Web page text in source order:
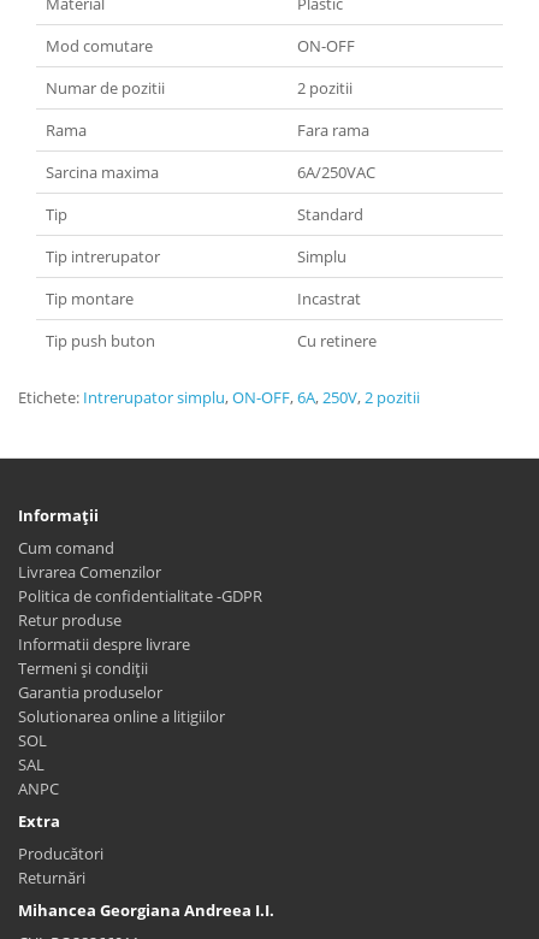
Mod comutare
ON-OFF
Numar de pozitii
2 pozitii
Rama
Fara rama
Sarcina maxima
6A/250VAC
Tip
Standard
Tip intrerupator
Simplu
Tip montare
Incastrat
Tip push buton
Cu retinere
Etichete: Intrerupator simplu,ON-OFF,6A,250V,2 pozitii
Informaţii
Cum comand
Livrarea Comenzilor
Politica de confidentialitate -GDPR
Retur produse
Informatii despre livrare
Termeni și condiții
Garantia produselor
Solutionarea online a litigiilor
SOL
SAL
ANPC
Extra
Producători
Returnări
Mihancea Georgiana Andreea I.I.